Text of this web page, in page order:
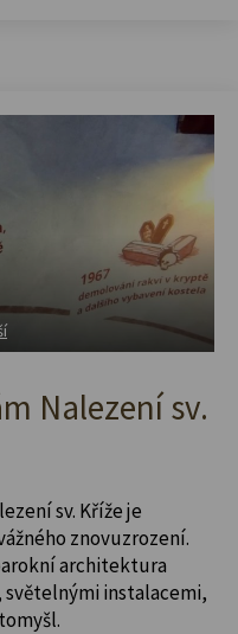
Nalezení sv.
sv. Kříže je
znovuzrození.
architektura
světelnými instalacemi,